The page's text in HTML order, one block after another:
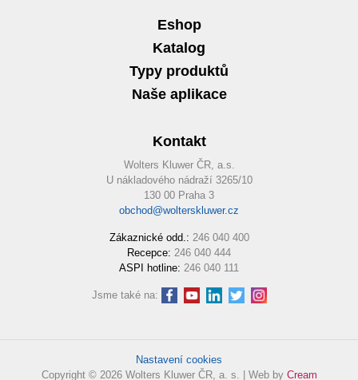
Eshop
Katalog
Typy produktů
Naše aplikace
Kontakt
Wolters Kluwer ČR, a.s.
U nákladového nádraží 3265/10
130 00 Praha 3
obchod@wolterskluwer.cz
Zákaznické odd.: 246 040 400
Recepce: 246 040 444
ASPI hotline: 246 040 111
Jsme také na:
Nastavení cookies
Copyright © 2026 Wolters Kluwer ČR, a. s. | Web by Cream